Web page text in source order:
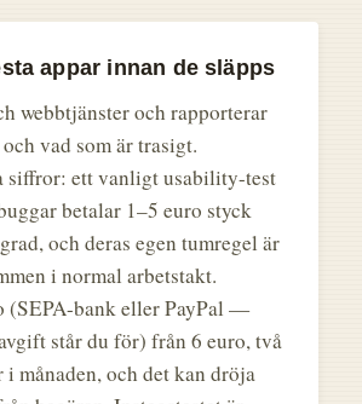
appar innan de släpps
webbtjänster och rapporterar
vad som är trasigt.
siffror: ett vanligt usability-test
betalar 1–5 euro styck
och deras egen tumregel är
i normal arbetstakt.
(SEPA-bank eller PayPal —
står du för) från 6 euro, två
månaden, och det kan dröja